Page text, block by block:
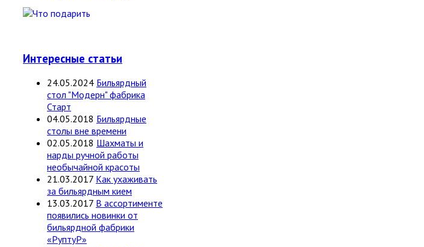
Интересные статьи
24.05.2024 Бильярдный
стол "Модерн" фабрика
Старт
04.05.2018 Бильярдные
столы вне времени
02.05.2018 Шахматы и
нарды ручной работы
необычайной красоты
21.03.2017 Как ухаживать
за бильярдным кием
13.03.2017 В ассортименте
появились новинки от
бильярдной фабрики
«РуптуР»